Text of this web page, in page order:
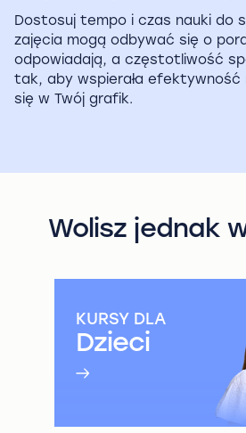
Dostosuj tempo i czas nauki do
zajęcia mogą odbywać się o
odpowiadają, a częstotliwość
tak, aby wspierała efektywność
się w Twój grafik.
Wolisz jednak
KURSY DLA
Dzieci